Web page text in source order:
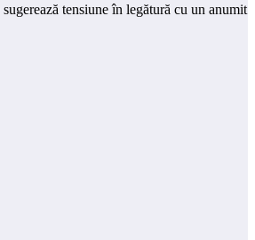
tensiune în legătură cu un anumit